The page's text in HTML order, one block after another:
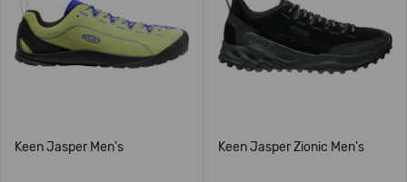
Keen Jasper Men's Keen Jasper Zionic Men's